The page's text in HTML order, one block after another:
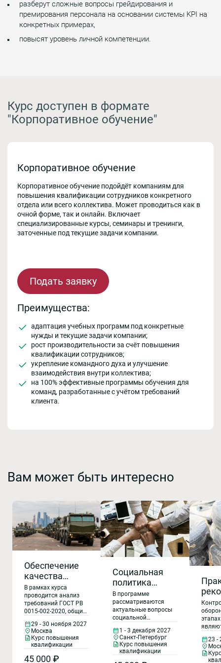
разберут сложные вопросы грейдирования и
премирования персонала на основании системы KPI на
конкретных примерах,
повысят уровень личной компетенции.
Курс доступен в формате
"Корпоративное обучение"
Корпоративное обучение
Корпоративное обучение подойдёт компаниям для
повышения квалификации сотрудников конкретного
отдела или всего коллектива. Может проводиться как в
очной форме, так и онлайн. Включает
специализированные курсы, семинары и тренинги,
заточенные под текущие задачи компании.
Подать заявку
Преимущества:
адаптация учебных программ под конкретные
нужды и текущие задачи компании;
рост производительности за счёт повышения
квалификации сотрудников;
укрепление командного духа и улучшение
взаимодействия внутри коллектива;
на 100% эффективные программы обучения для
команд, разработанные с учётом требований
клиента.
Вам может быть интересно
Обеспечение
качества
продукции при
выполнении
ГОЗ с учётом
требований
стандартов
«СРПП. ВТ».
Методы
обнаружения
В рамках курса
проводится анализ
требований ГОСТ РВ
0015-002-2020, общих
ИСО 9001-2015 и
дополнительных
требований по ГОСТ Р
организаций.
29 - 30 ноября 2027
Москва
Курс повышения
квалификации
45 000 ₽
Социальная
политика
организации:
тенденции C&B,
реализация
корпоративных
социальных
программ,
корпоративное
В программе
рассматриваются
актуальные вопросы
социальной
бизнеса, реализации
корпоративных
социальных программ
1 - 3 декабря 2027
Санкт-Петербург
Курс повышения
квалификации
23 -